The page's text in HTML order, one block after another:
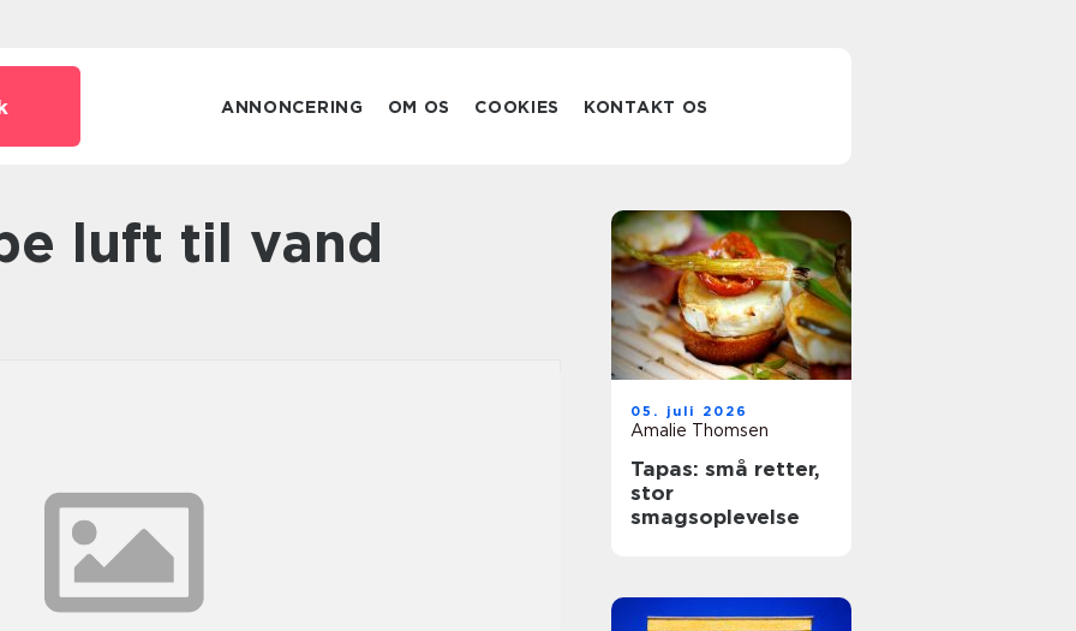
ANNONCERING OM OS COOKIES KONTAKT OS
luft til vand
05. juli 2026
Amalie Thomsen
Tapas: små retter,
stor
smagsoplevelse